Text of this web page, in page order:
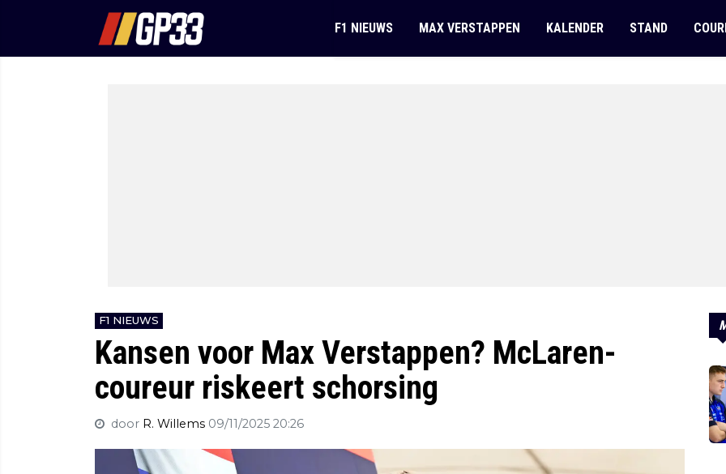
F1 NIEUWS MAX VERSTAPPEN KALENDER STAND
F1 NIEUWS
Kansen voor Max Verstappen? McLaren-
coureur riskeert schorsing
door R. Willems 09/11/2025 20:26